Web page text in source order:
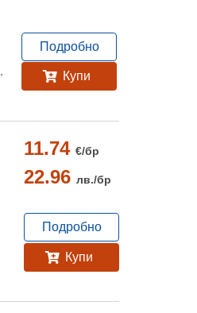
Подробно
Купи
11.74 €/бр
22.96 лв./бр
Подробно
Купи